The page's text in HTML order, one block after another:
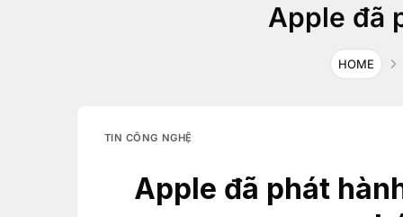
Apple đã
HOME
TIN CÔNG NGHỆ
Apple đã phát